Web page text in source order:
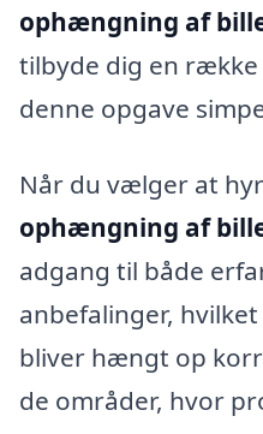
ophængning af
tilbyde dig en
denne opgave
Når du vælger at
ophængning af
adgang til både
anbefalinger,
bliver hængt op
de områder, hvor